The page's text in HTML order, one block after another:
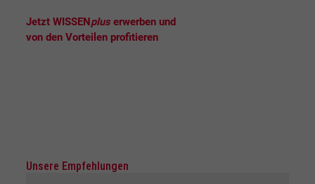
Jetzt WISSENplus erwerben und
von den Vorteilen profitieren
Unsere Empfehlungen